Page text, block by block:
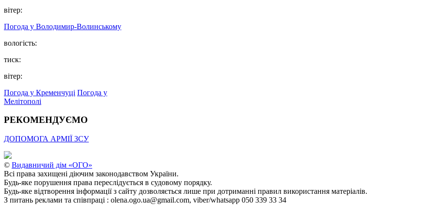
вітер:
Погода у Володимир-Волинському
вологість:
тиск:
вітер:
Погода у Кременчуці Погода у
Мелітополі
РЕКОМЕНДУЄМО
ДОПОМОГА АРМІЇ ЗСУ
© Видавничий дім «ОГО»
Всі права захищені діючим законодавством України.
Будь-яке порушення права переслідується в судовому порядку.
Будь-яке відтворення інформації з сайту дозволяється лише при дотриманні правил використання матеріалів.
З питань реклами та співпраці : olena.ogo.ua@gmail.com, viber/whatsapp 050 339 33 34